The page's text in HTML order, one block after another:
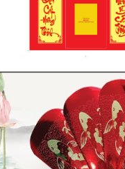
PHONG LICH NHAM